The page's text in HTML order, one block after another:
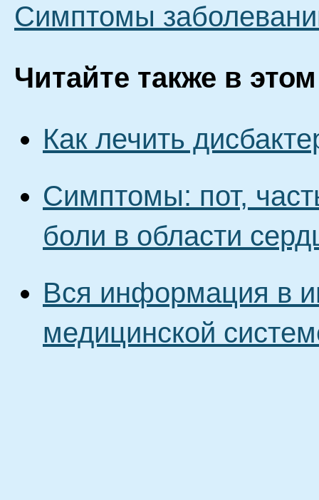
Симптомы
Читайте также в
Как лечить
Симптомы: пот,
боли в области
Вся информация в
медицинской